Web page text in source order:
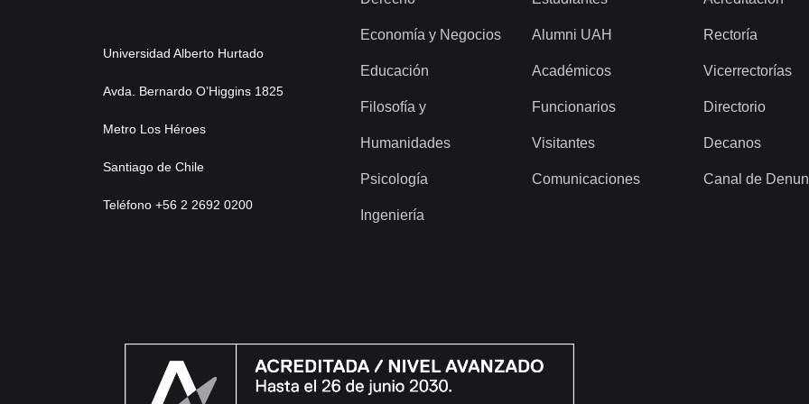
Universidad Alberto Hurtado
Avda. Bernardo O’Higgins 1825
Metro Los Héroes
Santiago de Chile
Teléfono +56 2 2692 0200
Economía y Negocios
Educación
Filosofía y
Humanidades
Psicología
Ingeniería
Alumni UAH
Académicos
Funcionarios
Visitantes
Comunicaciones
Rectoría
Vicerrectorías
Directorio
Decanos
Canal de